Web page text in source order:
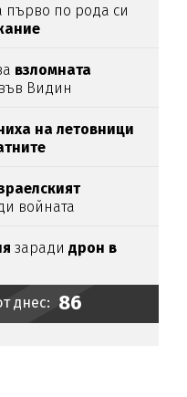
първо по рода си
взломната
Видин
на летовници
войната
зарадидрон в
днес: 86